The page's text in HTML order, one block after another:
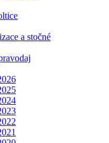
a stočné